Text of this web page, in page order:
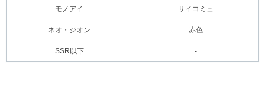
モノアイ サイコミュ
ネオ・ジオン 赤色
SSR以下 -